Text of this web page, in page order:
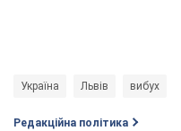
Україна Львів вибух
Редакційна політика